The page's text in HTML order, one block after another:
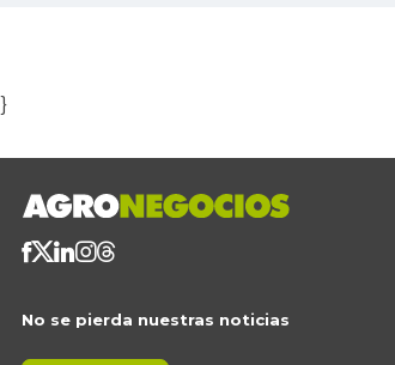
}
No se pierda nuestras noticias